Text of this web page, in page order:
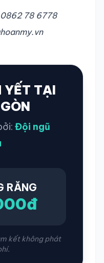
78 6778
YẾT TẠI
Đội ngũ
RĂNG
kết không phát